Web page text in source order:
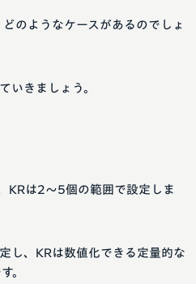
のようなケースがあるのでしょ
いきましょう。
KRは2〜5個の範囲で設定しま
し、KRは数値化できる定量的な
。